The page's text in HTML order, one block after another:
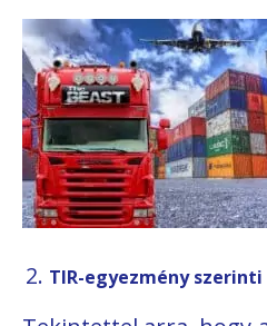
TIR-egyezmény